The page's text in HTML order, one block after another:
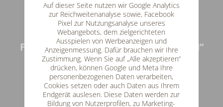
FAMILIE & WELLNESS „HIRSCHENSTEIN“
Lindenau 44
94250 Achslach
Tel: 09929 / 752
Fax: 09929 / 959416
Auf dieser Seite nutzen wir Google Analytics
zur Reichweitenanalyse sowie, Facebook
Pixel zur Nutzungsanalyse unseres
Webangebots, dem zielgerichteten
Ausspielen von Werbeanzeigen und
Anzeigenmessung. Dafür brauchen wir Ihre
Zustimmung. Wenn Sie auf „Alle akzeptieren“
drücken, können Google und Meta Ihre
personenbezogenen Daten verarbeiten,
Cookies setzen oder auch Daten aus Ihrem
Endgerät auslesen. Diese Daten werden zur
Bildung von Nutzerprofilen, zu Marketing-